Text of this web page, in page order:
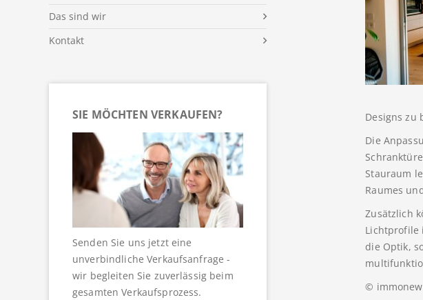
Das sind wir
Kontakt
SIE MÖCHTEN VERKAUFEN?
Senden Sie uns jetzt eine
unverbindliche Verkaufsanfrage -
wir begleiten Sie zuverlässig beim
gesamten Verkaufsprozess.
Designs zu
Die
Stauraum
Raumes
Zusätzlich
Lichtprofile
die Optik,
©